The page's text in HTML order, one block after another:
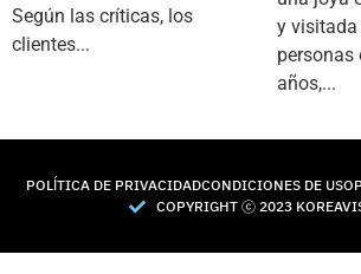
Según las críticas, los
clientes...
y
personas
años,...
POLÍTICA DE PRIVACIDADCONDICIONES DE USO
COPYRIGHT Ⓒ 2023